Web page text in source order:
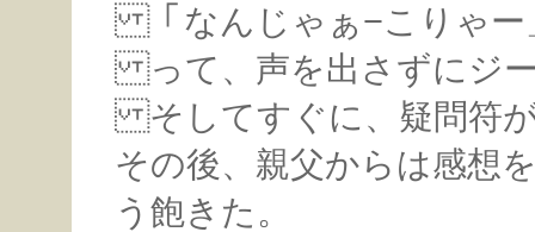
「なんじゃぁ−こりゃー
って、声を出さずにジ
そしてすぐに、疑問符
その後、親父からは感想
う飽きた。